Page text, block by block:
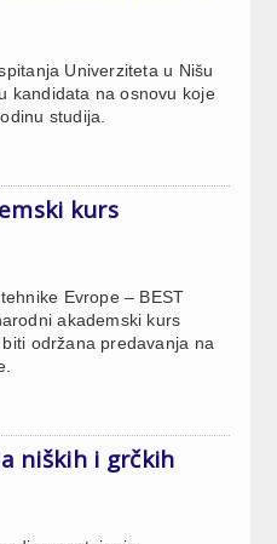
Univerziteta u Nišu
kandidata na osnovu koje
studija.
kurs
Evrope – BEST
akademski kurs
biti održana predavanja na
niških i grčkih